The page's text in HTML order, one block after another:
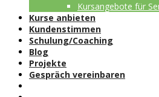
Kursangebote für
Kurse anbieten
Kundenstimmen
Schulung/Coaching
Blog
Projekte
Gespräch vereinbaren